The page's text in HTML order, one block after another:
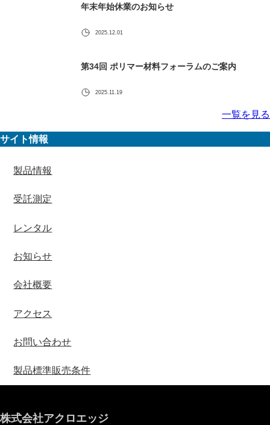
年末年始休業のお知らせ
2025.12.01
第34回 ポリマー材料フォーラムのご案内
2025.11.19
一覧を見る
サイト情報
製品情報
受託測定
レンタル
お知らせ
会社概要
アクセス
お問い合わせ
製品標準販売条件
株式会社アクロエッジ